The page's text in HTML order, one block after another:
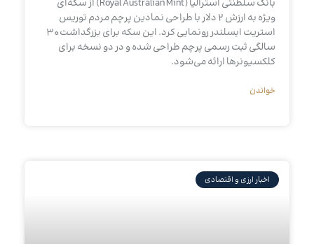
بانک سلطنتی استرالیا (Royal Australian Mint) از سکه‌ای
ویژه به ارزش ۲ دلار با طراحی نمادین پرچم مردم توریس
استریت ایسلندر رونمایی کرد. این سکه برای بزرگداشت ۳۰
سالگی ثبت رسمی پرچم طراحی شده و در دو نسخه برای
کلکسیونرها ارائه می‌شود.
خواندن
اخبار ارزی و اقتصادی